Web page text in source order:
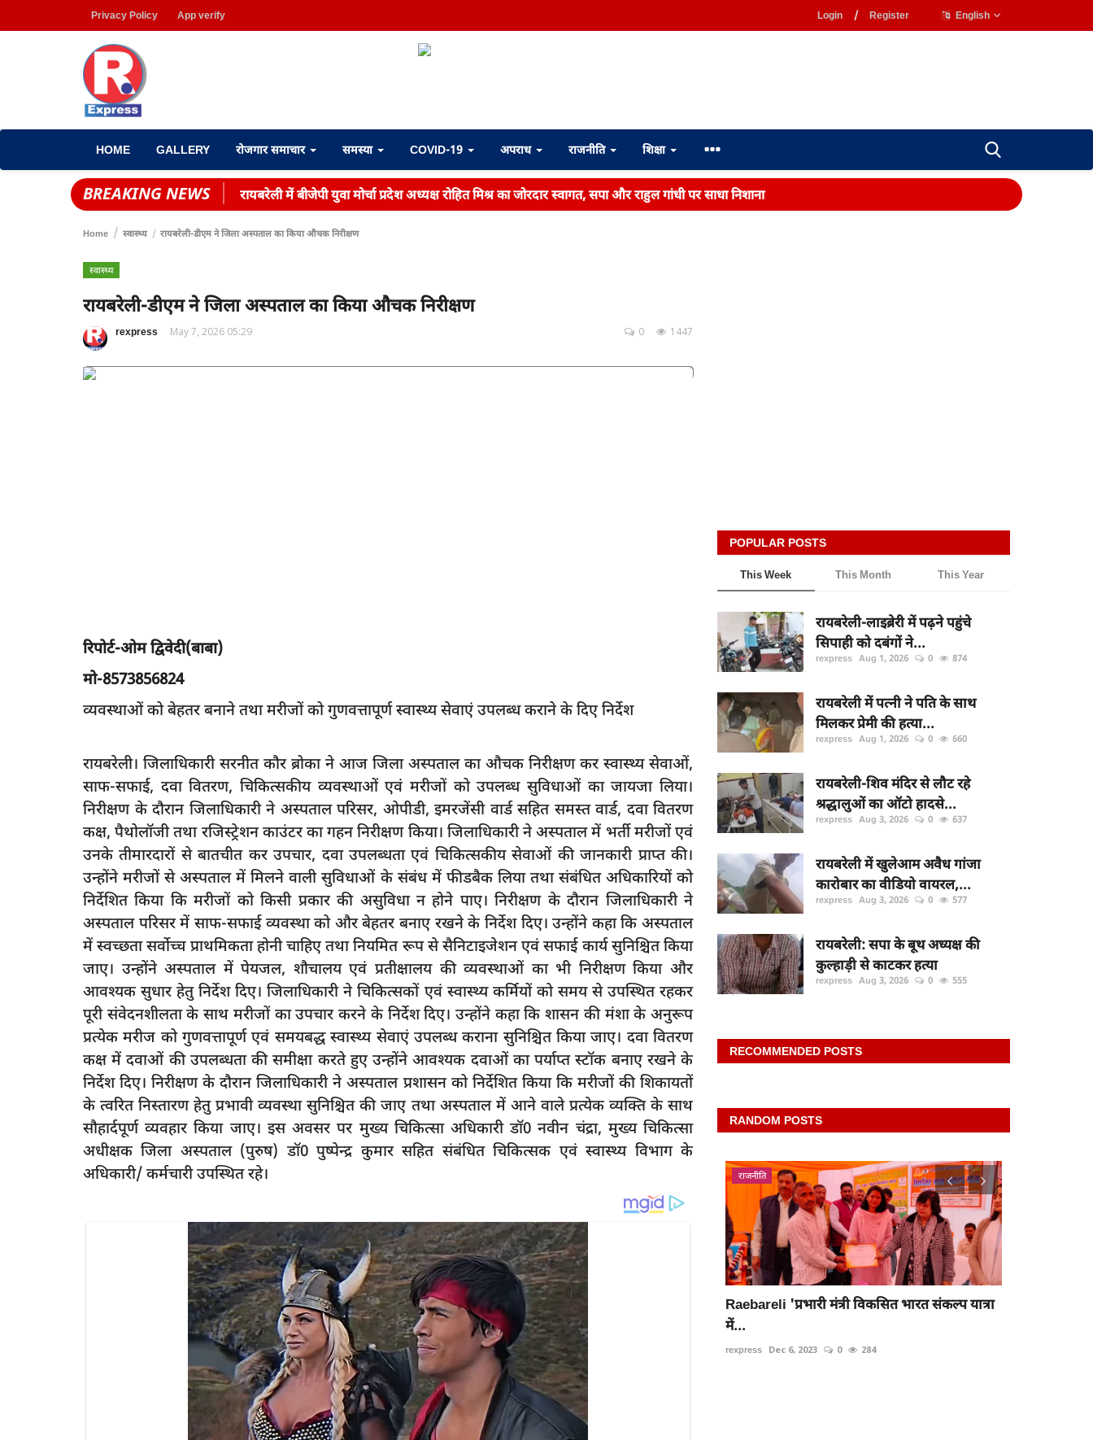
Privacy Policy App verify Login / Register English
HOME GALLERY रोजगार समाचार समस्या COVID-19 अपराध राजनीति शिक्षा
BREAKING NEWS रायबरेली में बीजेपी युवा मोर्चा प्रदेश अध्यक्ष रोहित मिश्र का जोरदार स्वागत, सपा और राहुल गांधी पर साधा निशाना
Home स्वास्थ्य रायबरेली-डीएम ने जिला अस्पताल का किया औचक निरीक्षण
स्वास्थ्य
रायबरेली-डीएम ने जिला अस्पताल का किया औचक निरीक्षण
rexpress May 7, 2026 05:29 1447
0
रिपोर्ट-ओम द्विवेदी(बाबा)
मो-8573856824
व्यवस्थाओं को बेहतर बनाने तथा मरीजों को गुणवत्तापूर्ण स्वास्थ्य सेवाएं उपलब्ध कराने के दिए निर्देश
रायबरेली। जिलाधिकारी सरनीत कौर ब्रोका ने आज जिला अस्पताल का औचक निरीक्षण कर स्वास्थ्य सेवाओं,
साफ-सफाई, दवा वितरण, चिकित्सकीय व्यवस्थाओं एवं मरीजों को उपलब्ध सुविधाओं का जायजा लिया।
निरीक्षण के दौरान जिलाधिकारी ने अस्पताल परिसर, ओपीडी, इमरजेंसी वार्ड सहित समस्त वार्ड, दवा वितरण
कक्ष, पैथोलॉजी तथा रजिस्ट्रेशन काउंटर का गहन निरीक्षण किया। जिलाधिकारी ने अस्पताल में भर्ती मरीजों एवं
उनके तीमारदारों से बातचीत कर उपचार, दवा उपलब्धता एवं चिकित्सकीय सेवाओं की जानकारी प्राप्त की।
उन्होंने मरीजों से अस्पताल में मिलने वाली सुविधाओं के संबंध में फीडबैक लिया तथा संबंधित अधिकारियों को
निर्देशित किया कि मरीजों को किसी प्रकार की असुविधा न होने पाए। निरीक्षण के दौरान जिलाधिकारी ने
अस्पताल परिसर में साफ-सफाई व्यवस्था को और बेहतर बनाए रखने के निर्देश दिए। उन्होंने कहा कि अस्पताल
में स्वच्छता सर्वोच्च प्राथमिकता होनी चाहिए तथा नियमित रूप से सैनिटाइजेशन एवं सफाई कार्य सुनिश्चित किया
जाए। उन्होंने अस्पताल में पेयजल, शौचालय एवं प्रतीक्षालय की व्यवस्थाओं का भी निरीक्षण किया और
आवश्यक सुधार हेतु निर्देश दिए। जिलाधिकारी ने चिकित्सकों एवं स्वास्थ्य कर्मियों को समय से उपस्थित रहकर
पूरी संवेदनशीलता के साथ मरीजों का उपचार करने के निर्देश दिए। उन्होंने कहा कि शासन की मंशा के अनुरूप
प्रत्येक मरीज को गुणवत्तापूर्ण एवं समयबद्ध स्वास्थ्य सेवाएं उपलब्ध कराना सुनिश्चित किया जाए। दवा वितरण
कक्ष में दवाओं की उपलब्धता की समीक्षा करते हुए उन्होंने आवश्यक दवाओं का पर्याप्त स्टॉक बनाए रखने के
निर्देश दिए। निरीक्षण के दौरान जिलाधिकारी ने अस्पताल प्रशासन को निर्देशित किया कि मरीजों की शिकायतों
के त्वरित निस्तारण हेतु प्रभावी व्यवस्था सुनिश्चित की जाए तथा अस्पताल में आने वाले प्रत्येक व्यक्ति के साथ
सौहार्दपूर्ण व्यवहार किया जाए। इस अवसर पर मुख्य चिकित्सा अधिकारी डॉ0 नवीन चंद्रा, मुख्य चिकित्सा
अधीक्षक जिला अस्पताल (पुरुष) डॉ0 पुष्पेन्द्र कुमार सहित संबंधित चिकित्सक एवं स्वास्थ्य विभाग के
अधिकारी/ कर्मचारी उपस्थित रहे।
POPULAR POSTS
This Week This Month This Year
रायबरेली-लाइब्रेरी में पढ़ने पहुंचे
सिपाही को दबंगों ने...
rexpress Aug 1, 2026 0 874
रायबरेली में पत्नी ने पति के साथ
मिलकर प्रेमी की हत्या...
rexpress Aug 1, 2026 0 660
रायबरेली-शिव मंदिर से लौट रहे
श्रद्धालुओं का ऑटो हादसे...
rexpress Aug 3, 2026 0 637
रायबरेली में खुलेआम अवैध गांजा
कारोबार का वीडियो वायरल,...
rexpress Aug 3, 2026 0 577
रायबरेली: सपा के बूथ अध्यक्ष की
कुल्हाड़ी से काटकर हत्या
rexpress Aug 3, 2026 0 555
RECOMMENDED POSTS
RANDOM POSTS
latest
Raibareli-हेल्थ एवं वेलनेस सेन्टर कोरिहर में सास बेटा
Jan 31, 2023 0 523
रायबरेली में स्मार्ट मीटर से परेशान उपभोक्ता, गलत
बिलों...
rexpress Oct 6, 2025 0 556
राजनीति
Raebareli 'प्रभारी मंत्री विकसित भारत संकल्प यात्रा
में...
rexpress Dec 6, 2023 0 284